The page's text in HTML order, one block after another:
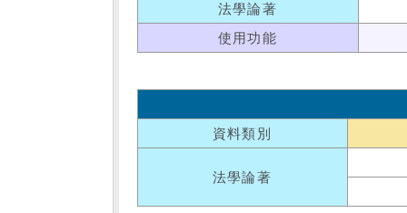
法學論著
使用功能
資料類別
法學論著